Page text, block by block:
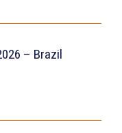
– Brazil